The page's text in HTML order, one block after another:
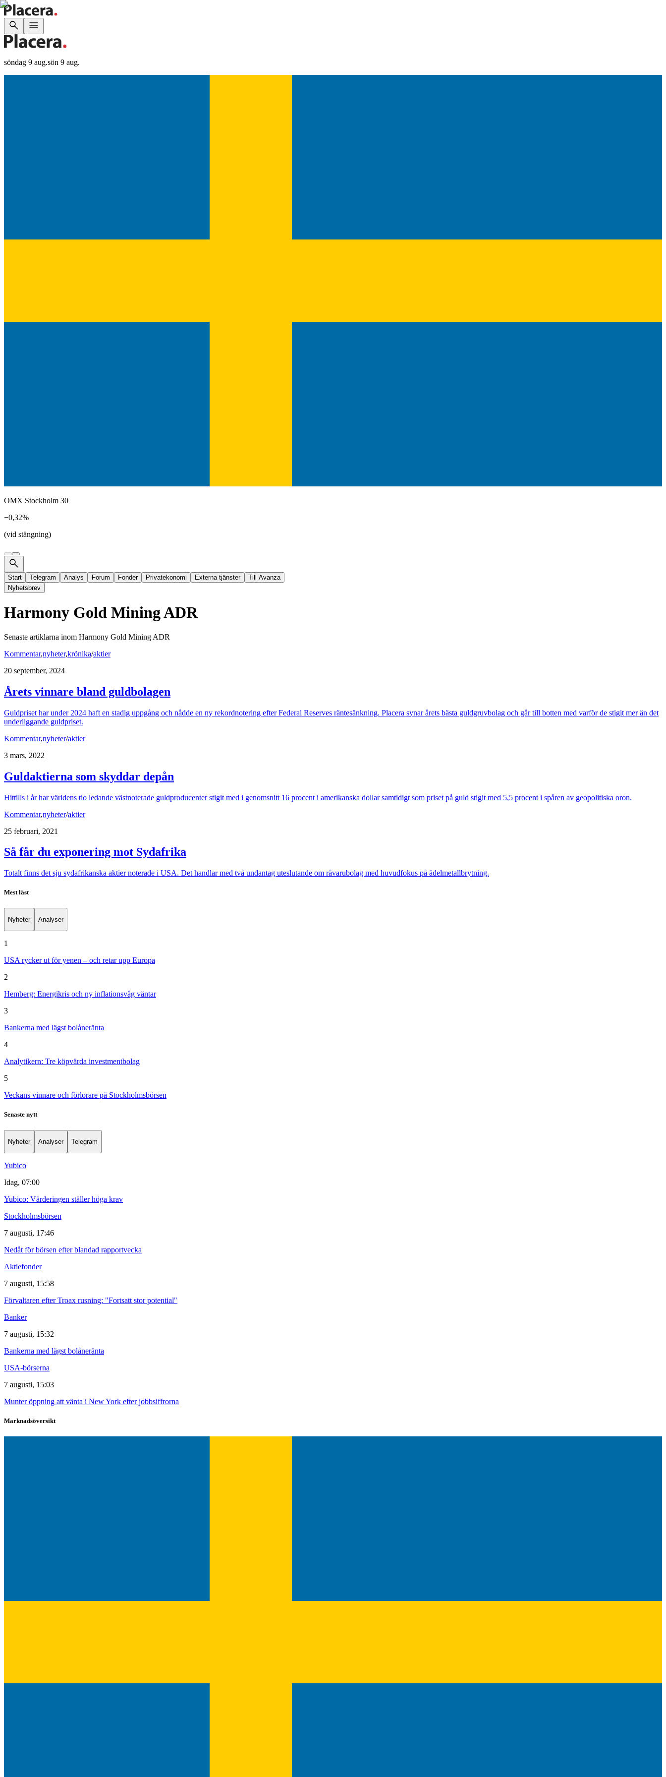
söndag 9 aug.sön 9 aug.
OMX Stockholm 30
−0,32%
(vid stängning)
Start Telegram Analys Forum Fonder Privatekonomi Externa tjänster
Till Avanza
Nyhetsbrev
Harmony Gold Mining ADR
Senaste artiklarna inom Harmony Gold Mining ADR
Kommentar,nyheter,krönika/aktier
20 september, 2024
Årets vinnare bland guldbolagen
Guldpriset har under 2024 haft en stadig uppgång och nådde en ny rekordnotering efter Federal Reserves räntesänkning. Placera synar årets bästa guldgruvbolag och går till botten med varför de stigit mer än det
underliggande guldpriset.
Kommentar,nyheter/aktier
3 mars, 2022
Guldaktierna som skyddar depån
Hittills i år har världens tio ledande västnoterade guldproducenter stigit med i genomsnitt 16 procent i amerikanska dollar samtidigt som priset på guld stigit med 5,5 procent i spåren av geopolitiska oron.
Kommentar,nyheter/aktier
25 februari, 2021
Så får du exponering mot Sydafrika
Totalt finns det sju sydafrikanska aktier noterade i USA. Det handlar med två undantag uteslutande om råvarubolag med huvudfokus på ädelmetallbrytning.
Mest läst
Nyheter Analyser
1
USA rycker ut för yenen – och retar upp Europa
2
Hemberg: Energikris och ny inflationsvåg väntar
3
Bankerna med lägst bolåneränta
4
Analytikern: Tre köpvärda investmentbolag
5
Veckans vinnare och förlorare på Stockholmsbörsen
Senaste nytt
Nyheter Analyser Telegram
Yubico
Idag, 07:00
Yubico: Värderingen ställer höga krav
Stockholmsbörsen
7 augusti, 17:46
Nedåt för börsen efter blandad rapportvecka
Aktiefonder
7 augusti, 15:58
Förvaltaren efter Troax rusning: "Fortsatt stor potential"
Banker
7 augusti, 15:32
Bankerna med lägst bolåneränta
USA-börserna
7 augusti, 15:03
Munter öppning att vänta i New York efter jobbsiffrorna
Marknadsöversikt